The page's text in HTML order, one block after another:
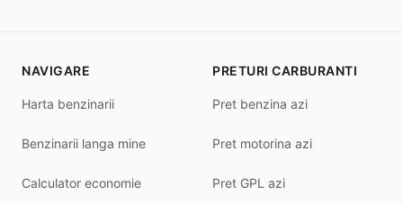
NAVIGARE
Harta benzinarii
Benzinarii langa mine
Calculator economie
PRETURI CARBURANTI
Pret benzina azi
Pret motorina azi
Pret GPL azi